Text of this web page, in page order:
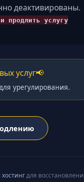
деактивированы.
продлить услугу
услуг📢
урегулирования.
для